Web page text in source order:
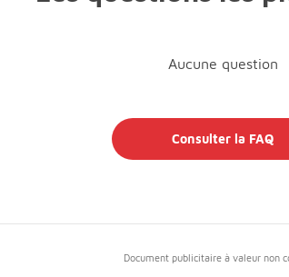
Aucune question
Consulter la FAQ
Document publicitaire à valeur non